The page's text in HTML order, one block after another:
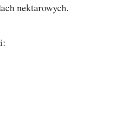
nektarowych.